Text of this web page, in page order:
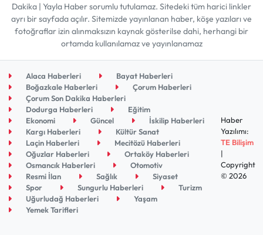
Dakika | Yayla Haber sorumlu tutulamaz. Sitedeki tüm harici linkler
ayrı bir sayfada açılır. Sitemizde yayınlanan haber, köşe yazıları ve
fotoğraflar izin alınmaksızın kaynak gösterilse dahi, herhangi bir
ortamda kullanılamaz ve yayınlanamaz
Alaca Haberleri
Bayat Haberleri
Boğazkale Haberleri
Çorum Haberleri
Çorum Son Dakika Haberleri
Dodurga Haberleri
Eğitim
Ekonomi
Güncel
İskilip Haberleri
Kargı Haberleri
Kültür Sanat
Laçin Haberleri
Mecitözü Haberleri
Oğuzlar Haberleri
Ortaköy Haberleri
Osmancık Haberleri
Otomotiv
Resmi İlan
Sağlık
Siyaset
Spor
Sungurlu Haberleri
Turizm
Uğurludağ Haberleri
Yaşam
Yemek Tarifleri
Haber
Yazılımı:
TE Bilişim
|
Copyright
© 2026